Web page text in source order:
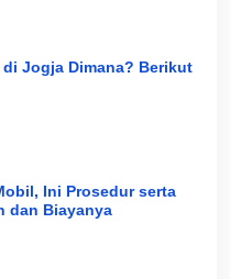
Jogja Dimana? Berikut
Ini Prosedur serta
dan Biayanya